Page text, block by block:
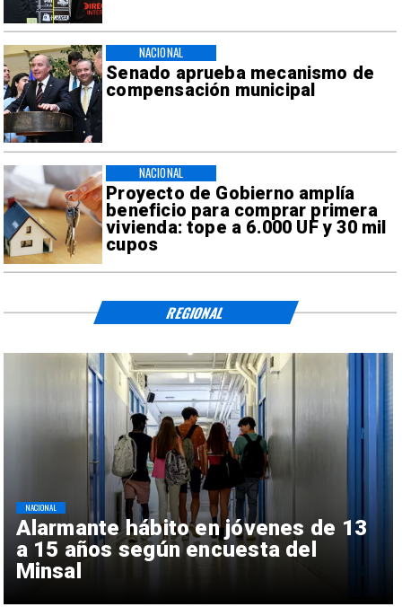
Senado aprueba mecanismo de
compensación municipal
NACIONAL
Proyecto de Gobierno amplía
beneficio para comprar primera
vivienda: tope a 6.000 UF y 30 mil
cupos
NACIONAL
Alarmante hábito en jóvenes de 13
a 15 años según encuesta del
Minsal
NACIONAL
REGIONAL